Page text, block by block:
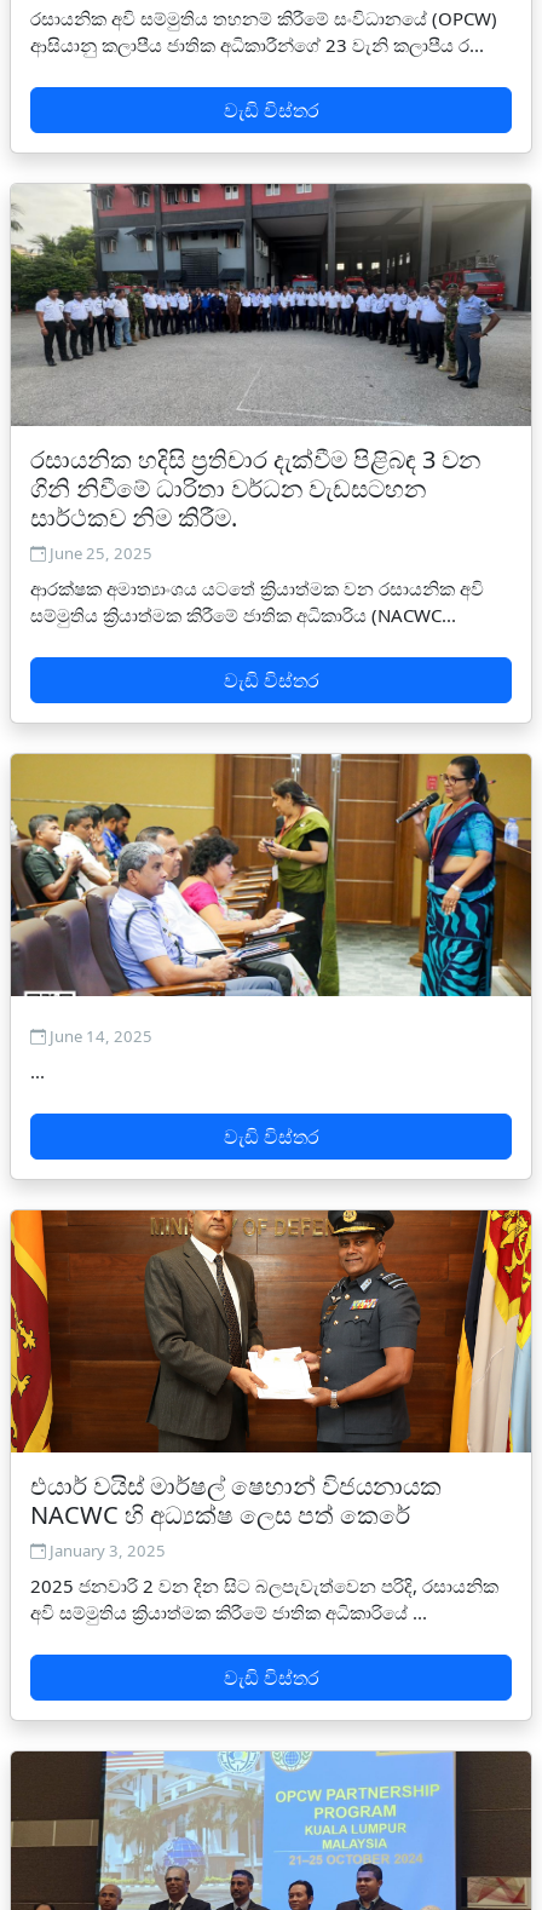
රසායනික අවි සම්මුතිය තහනම් කිරීමේ සංවිධානයේ (OPCW)
ආසියානු කලාපීය ජාතික අධිකාරීන්ගේ 23 වැනි කලාපීය ර...
වැඩි විස්තර
රසායනික හදිසි ප්‍රතිචාර දැක්වීම පිළිබඳ 3 වන
ගිනි නිවීමේ ධාරිතා වර්ධන වැඩසටහන
සාර්ථකව නිම කිරීම.
June 25, 2025
ආරක්ෂක අමාත්‍යාංශය යටතේ ක්‍රියාත්මක වන රසායනික අවි
සම්මුතිය ක්‍රියාත්මක කිරීමේ ජාතික අධිකාරිය (NACWC...
වැඩි විස්තර
June 14, 2025
...
වැඩි විස්තර
එයාර් වයිස් මාර්ෂල් ෂෙහාන් විජයනායක
NACWC හි අධ්‍යක්ෂ ලෙස පත් කෙරේ
January 3, 2025
2025 ජනවාරි 2 වන දින සිට බලපැවැත්වෙන පරිදි, රසායනික
අවි සම්මුතිය ක්‍රියාත්මක කිරීමේ ජාතික අධිකාරියේ ...
වැඩි විස්තර